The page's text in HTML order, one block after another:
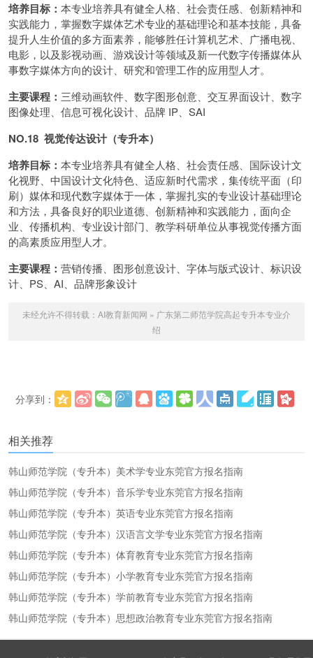
培养目标： 本专业培养具有健全人格、社会责任感、创新精神和
实践能力，掌握数字媒体艺术专业的基础理论和基本技能，具备
提升人生价值的多方面素养，能够胜任计算机艺术、广播电视、
电影，以及影视动画、游戏设计等领域及新一代数字传播媒体从
事数字媒体方向的设计、研究和管理工作的应用型人才。
主要课程： 三维动画软件、数字图形创意、交互界面设计、数字
图像处理、信息可视化设计、品牌 IP、SAI
NO.18 视觉传达设计（专升本）
培养目标： 本专业培养具有健全人格、社会责任感、国际设计文
化视野、中国设计文化特色、适应新时代需求，集传统平面（印
刷）媒体和现代数字媒体于一体，掌握扎实的专业设计基础理论
和方法，具备良好的职业道德、创新精神和实践能力，面向企
业、传播机构、专业设计部门、教学科研单位从事视觉传播方面
的高素质应用型人才。
主要课程： 营销传播、图形创意设计、字体与版式设计、标识设
计、PS、AI、品牌形象设计
未经允许不得转载： AI教育新闻网 » 广东第二师范学院高起专升本专业介
绍
分享到：
相关推荐
韩山师范学院（专升本）美术学专业东莞官方报名指南
韩山师范学院（专升本）音乐学专业东莞官方报名指南
韩山师范学院（专升本）英语专业东莞官方报名指南
韩山师范学院（专升本）汉语言文学专业东莞官方报名指南
韩山师范学院（专升本）体育教育专业东莞官方报名指南
韩山师范学院（专升本）小学教育专业东莞官方报名指南
韩山师范学院（专升本）学前教育专业东莞官方报名指南
韩山师范学院（专升本）思想政治教育专业东莞官方报名指南